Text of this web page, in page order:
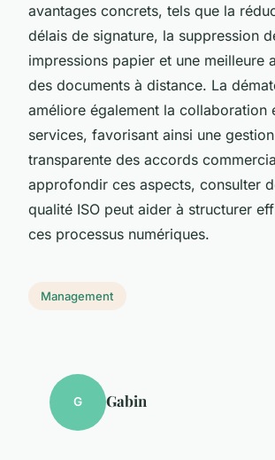
avantages concrets, tels que la
délais de signature, la suppression
impressions papier et une meilleure
des documents à distance. La
améliore également la collaboration
services, favorisant ainsi une
transparente des accords
approfondir ces aspects, consulter
qualité ISO peut aider à structurer
ces processus numériques.
Management
G Gabin